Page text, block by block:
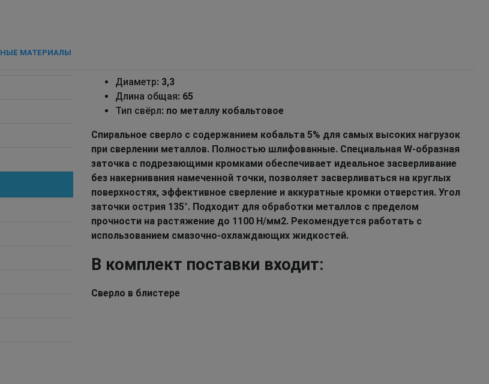
МАТЕРИАЛЫ
Диаметр: 3,3
Длина общая: 65
Тип свёрл: по металлу кобальтовое
Спиральное сверло с содержанием кобальта 5% для самых высоких нагрузок
при сверлении металлов. Полностью шлифованные. Специальная W-образная
заточка с подрезающими кромками обеспечивает идеальное засверливание
без накернивания намеченной точки, позволяет засверливаться на круглых
поверхностях, эффективное сверление и аккуратные кромки отверстия. Угол
заточки острия 135°. Подходит для обработки металлов с пределом
прочности на растяжение до 1100 Н/мм2. Рекомендуется работать с
использованием смазочно-охлаждающих жидкостей.
В комплект поставки входит:
Сверло в блистере